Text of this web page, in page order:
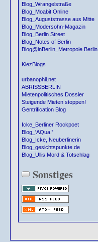
Blog_Wrangelstraße
Blog_Moabit Online
Blog_Auguststrasse aus Mitte
Blog_Modersohn-Magazin
Blog_Berlin Street
Blog_Notes of Berlin
Blog@inBerlin_Metropole Berlin
KiezBlogs
urbanophil.net
ABRISSBERLIN
Mietenpolitisches Dossier
Steigende Mieten stoppen!
Gentrification Blog
Icke_Berliner Rockpoet
Blog_'AQua!'
Blog_Icke, Neuberlinerin
Blog_gesichtspunkte.de
Blog_Ullis Mord & Totschlag
Sonstiges